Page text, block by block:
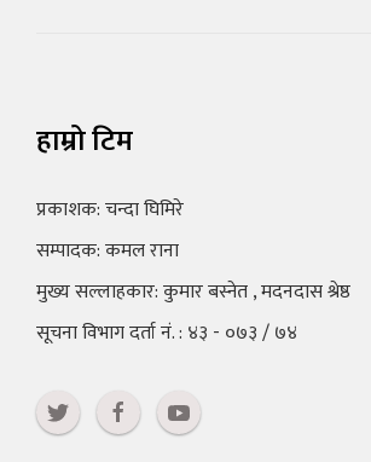
हाम्रो टिम
प्रकाशक: चन्दा घिमिरे
सम्पादक: कमल राना
मुख्य सल्लाहकार: कुमार बस्नेत , मदनदास श्रेष्ठ
सूचना विभाग दर्ता नं. : ४३ - ०७३ / ७४